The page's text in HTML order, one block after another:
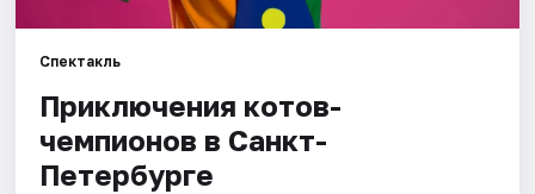
Города
Площадки
Артисты
Спектакль
Приключения котов-
чемпионов в Санкт-
Петербурге